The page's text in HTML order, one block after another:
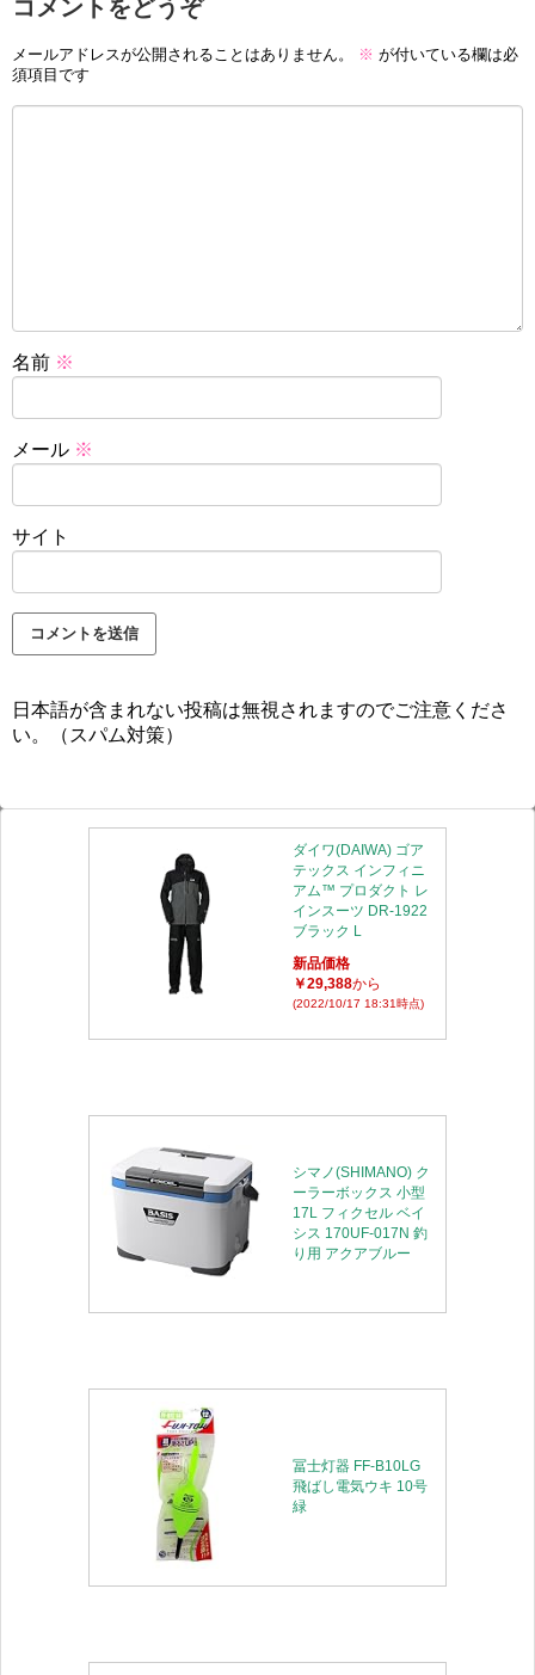
コメントをどうぞ
メールアドレスが公開されることはありません。 ※ が付いている欄は必
須項目です
名前 ※
メール ※
サイト
日本語が含まれない投稿は無視されますのでご注意くださ
い。（スパム対策）
ダイワ(DAIWA) ゴア
テックス インフィニ
アム™ プロダクト レ
インスーツ DR-1922
ブラック L
新品価格
￥29,388から
(2022/10/17 18:31時点)
シマノ(SHIMANO) ク
ーラーボックス 小型
17L フィクセル ベイ
シス 170UF-017N 釣
り用 アクアブルー
冨士灯器 FF-B10LG
飛ばし電気ウキ 10号
緑